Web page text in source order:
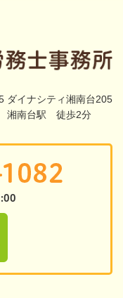
イナシティ湘南台205
湘南台駅 徒歩2分